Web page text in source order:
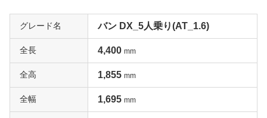
グレード名 バン DX_5人乗り(AT_1.6)
全長 4,400 mm
全高 1,855 mm
全幅 1,695 mm